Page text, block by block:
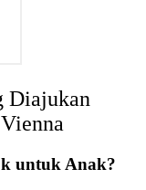
Diajukan
untuk Anak?